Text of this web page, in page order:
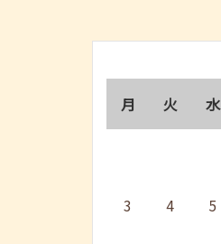
月
火 水
3 4 5